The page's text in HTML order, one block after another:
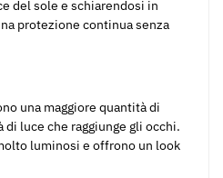
del sole e schiarendosi in
protezione continua senza
luce che raggiunge gli occhi.
luminosi e offrono un look